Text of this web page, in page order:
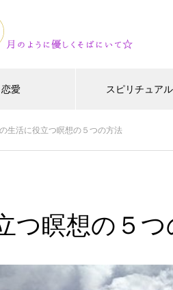
恋愛 スピリチュアル
生活に役立つ瞑想の５つの方法
つ瞑想の５